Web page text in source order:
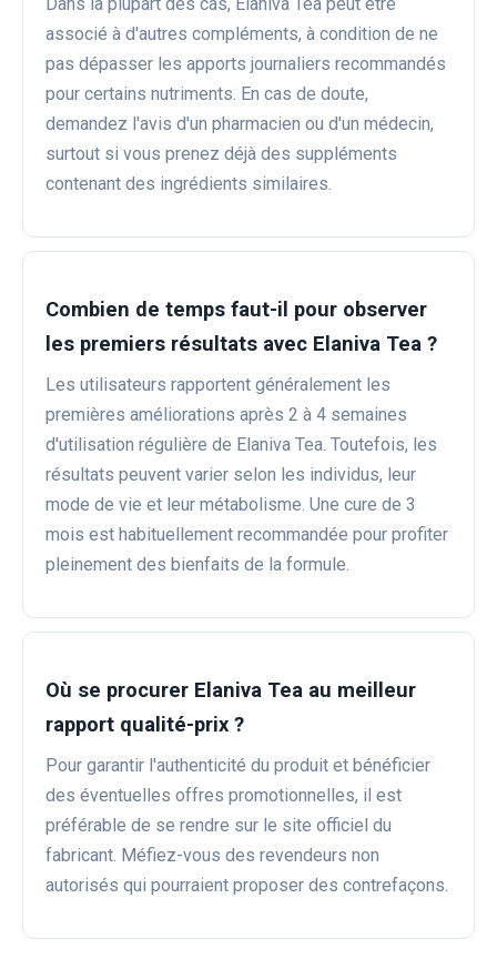
associé à d'autres compléments, à condition de ne
pas dépasser les apports journaliers recommandés
pour certains nutriments. En cas de doute,
demandez l'avis d'un pharmacien ou d'un médecin,
surtout si vous prenez déjà des suppléments
contenant des ingrédients similaires.
Combien de temps faut-il pour observer
les premiers résultats avec Elaniva Tea ?
Les utilisateurs rapportent généralement les
premières améliorations après 2 à 4 semaines
d'utilisation régulière de Elaniva Tea. Toutefois, les
résultats peuvent varier selon les individus, leur
mode de vie et leur métabolisme. Une cure de 3
mois est habituellement recommandée pour profiter
pleinement des bienfaits de la formule.
Où se procurer Elaniva Tea au meilleur
rapport qualité-prix ?
Pour garantir l'authenticité du produit et bénéficier
des éventuelles offres promotionnelles, il est
préférable de se rendre sur le site officiel du
fabricant. Méfiez-vous des revendeurs non
autorisés qui pourraient proposer des contrefaçons.